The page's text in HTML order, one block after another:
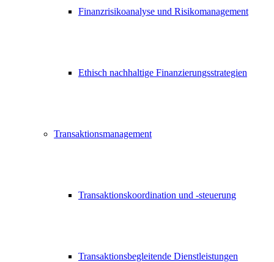
Finanzrisikoanalyse und Risikomanagement
Ethisch nachhaltige Finanzierungsstrategien
Transaktionsmanagement
Transaktionskoordination und -steuerung
Transaktionsbegleitende Dienstleistungen